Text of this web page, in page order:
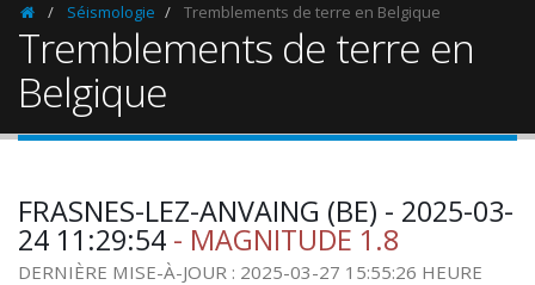
HomepageSéismologie Tremblements de terre en Belgique
Tremblements de terre en
Belgique
FRASNES-LEZ-ANVAING (BE) - 2025-03-
24 11:29:54 - MAGNITUDE 1.8
DERNIÈRE MISE-À-JOUR : 2025-03-27 15:55:26 HEURE